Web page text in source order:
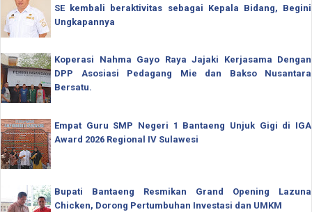
SE kembali beraktivitas sebagai Kepala Bidang, Begini
Ungkapannya
Koperasi Nahma Gayo Raya Jajaki Kerjasama Dengan
DPP Asosiasi Pedagang Mie dan Bakso Nusantara
Bersatu.
Empat Guru SMP Negeri 1 Bantaeng Unjuk Gigi di IGA
Award 2026 Regional IV Sulawesi
Bupati Bantaeng Resmikan Grand Opening Lazuna
Chicken, Dorong Pertumbuhan Investasi dan UMKM